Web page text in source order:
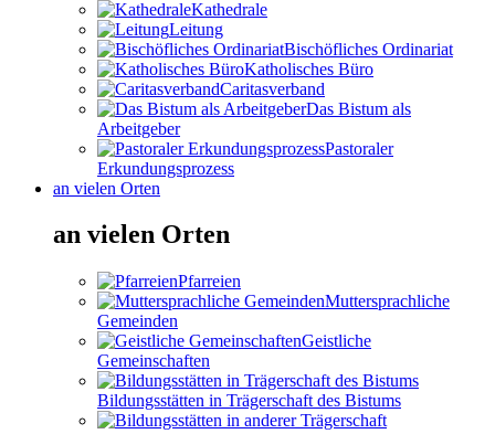
Kathedrale
Leitung
Bischöfliches Ordinariat
Katholisches Büro
Caritasverband
Das Bistum als
Arbeitgeber
Pastoraler
Erkundungsprozess
an vielen Orten
an vielen Orten
Pfarreien
Muttersprachliche
Gemeinden
Geistliche
Gemeinschaften
Bildungsstätten in Trägerschaft des Bistums